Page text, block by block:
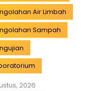
Air Limbah
Sampah
2026